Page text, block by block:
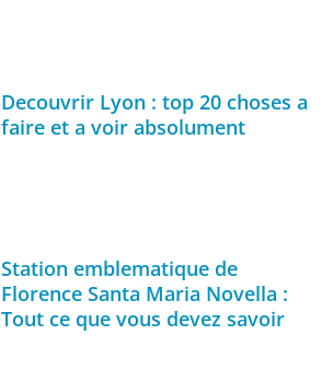
Decouvrir Lyon : top 20 choses a
faire et a voir absolument
Station emblematique de
Florence Santa Maria Novella :
Tout ce que vous devez savoir